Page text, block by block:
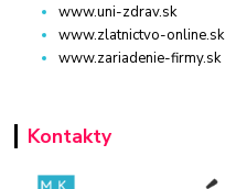
www.uni-zdrav.sk
www.zlatnictvo-online.sk
www.zariadenie-firmy.sk
Kontakty